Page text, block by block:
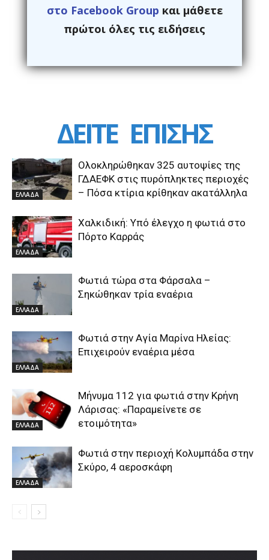
στο Facebook Group και μάθετε
πρώτοι όλες τις ειδήσεις
ΔΕΙΤΕ ΕΠΙΣΗΣ
ΕΛΛΑΔΑ
Ολοκληρώθηκαν 325 αυτοψίες της
ΓΔΑΕΦΚ στις πυρόπληκτες περιοχές
– Πόσα κτίρια κρίθηκαν ακατάλληλα
ΕΛΛΑΔΑ
Χαλκιδική: Υπό έλεγχο η φωτιά στο
Πόρτο Καρράς
ΕΛΛΑΔΑ
Φωτιά τώρα στα Φάρσαλα –
Σηκώθηκαν τρία εναέρια
ΕΛΛΑΔΑ
Φωτιά στην Aγία Μαρίνα Ηλείας:
Επιχειρούν εναέρια μέσα
ΕΛΛΑΔΑ
Μήνυμα 112 για φωτιά στην Κρήνη
Λάρισας: «Παραμείνετε σε
ετοιμότητα»
ΕΛΛΑΔΑ
Φωτιά στην περιοχή Κολυμπάδα στην
Σκύρο, 4 αεροσκάφη